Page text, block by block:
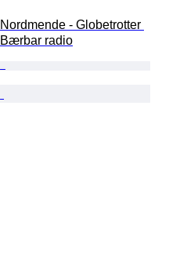
Nordmende - Globetrotter
Bærbar radio